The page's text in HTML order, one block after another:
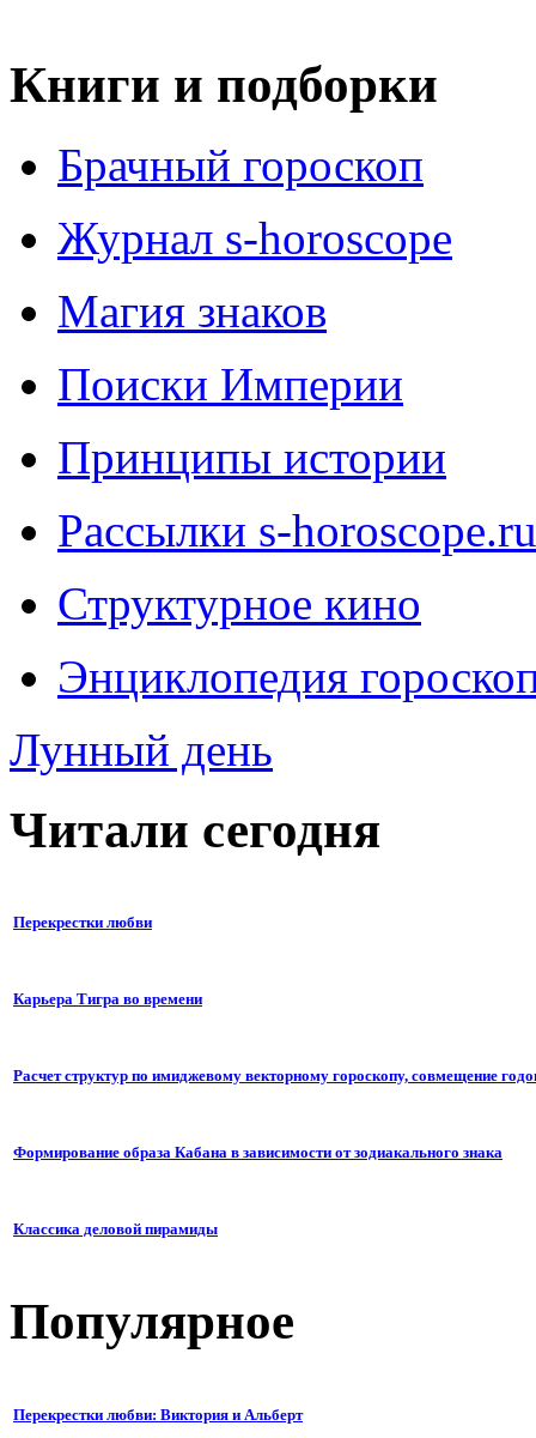
Книги и подборки
Брачный гороскоп
Журнал s-horoscope
Магия знаков
Поиски Империи
Принципы истории
Рассылки s-horoscope.ru
Структурное кино
Энциклопедия
Лунный день
Читали сегодня
Перекрестки любви
Карьера Тигра во времени
Расчет структур по имиджевому векторному гороскопу, совмещение
Формирование образа Кабана в зависимости от зодиакального знака
Классика деловой пирамиды
Популярное
Перекрестки любви: Виктория и Альберт